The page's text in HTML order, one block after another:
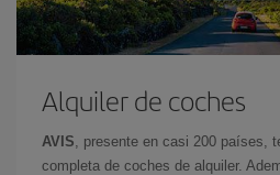
Alquiler de coches
AVIS , presente en casi 200 países,
completa de coches de alquiler.